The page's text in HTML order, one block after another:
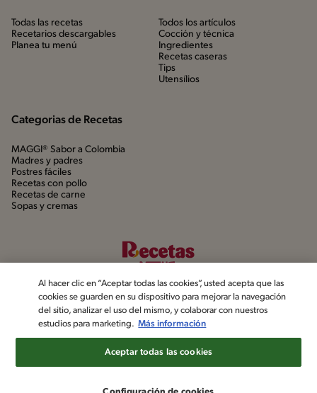
Todas las recetas
Recetarios descargables
Planea tu menú
Todos los artículos
Cocción y técnica
Ingredientes
Recetas caseras
Tips
Utensílios
Categorias de Recetas
MAGGI® Sabor a Colombia
Madres y padres
Postres fáciles
Recetas con pollo
Recetas de carne
Sopas y cremas
Al hacer clic en “Aceptar todas las cookies”, usted acepta que las
cookies se guarden en su dispositivo para mejorar la navegación
del sitio, analizar el uso del mismo, y colaborar con nuestros
estudios para marketing. Más información
Aceptar todas las cookies